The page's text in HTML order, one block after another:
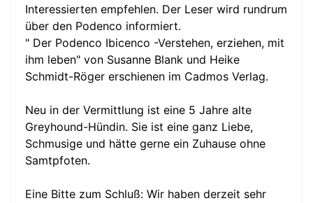
Interessierten empfehlen. Der Leser wird rundrum
über den Podenco informiert.
" Der Podenco Ibicenco -Verstehen, erziehen, mit
ihm leben" von Susanne Blank und Heike
Schmidt-Röger erschienen im Cadmos Verlag.
Neu in der Vermittlung ist eine 5 Jahre alte
Greyhound-Hündin. Sie ist eine ganz Liebe,
Schmusige und hätte gerne ein Zuhause ohne
Samtpfoten.
Eine Bitte zum Schluß: Wir haben derzeit sehr